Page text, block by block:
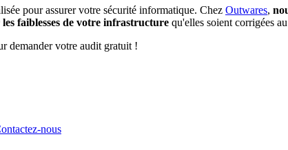
pour assurer votre sécurité informatique. Chez Outwares,
faiblesses de votre infrastructure qu'elles soient corrigées
demander votre audit gratuit !
nous